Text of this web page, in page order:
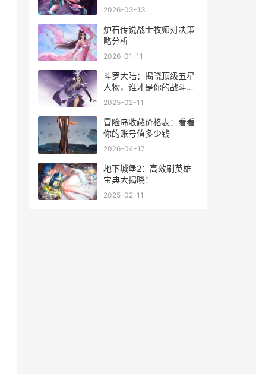
2026-03-13
炉石传说战士牧师对决策
略分析
2026-01-11
斗罗大陆：揭晓顶级五星
人物，谁才是你的战斗神
器？
2025-02-11
冒险岛收藏价格表：看看
你的账号值多少钱
2026-04-17
地下城堡2：高效刷英雄
宝典大揭晓！
2025-02-11